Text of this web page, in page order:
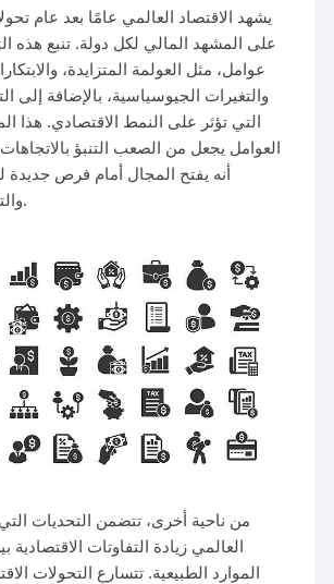
يشهد الاقتصاد العالمي عامًا بعد عام
على المشهد المالي لكل دولة. تنبع هذه
عوامل، مثل العولمة المتزايدة،
والتغيرات الجيوسياسية، بالإضافة إلى
التي تؤثر على النمط الاقتصادي. هذا
العوامل يجعل من الصعب التنبؤ بالاتجاهات
أنه يفتح المجال أمام فرص جديدة
والتعاون بين الدول.
من ناحية أخرى، تتضمن التحديات التي
العالمي زيادة التفاوتات الاقتصادية
الموارد الطبيعية. تتسارع التحولات